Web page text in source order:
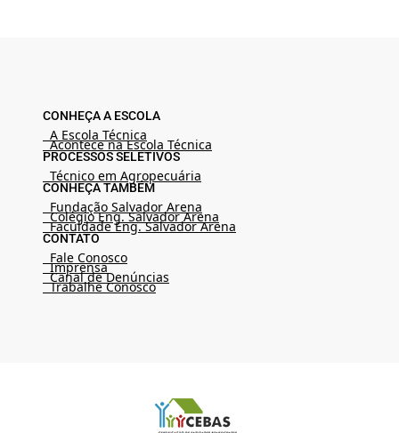
CONHEÇA A ESCOLA
A Escola Técnica
Acontece na Escola Técnica
PROCESSOS SELETIVOS
Técnico em Agropecuária
CONHEÇA TAMBÉM
Fundação Salvador Arena
Colégio Eng. Salvador Arena
Faculdade Eng. Salvador Arena
CONTATO
Fale Conosco
Imprensa
Canal de Denúncias
Trabalhe Conosco